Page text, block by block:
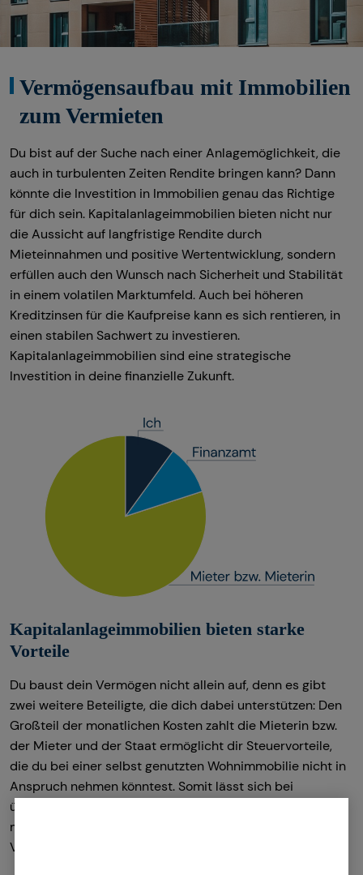
Vermögensaufbau mit Immobilien
zum Vermieten
Du bist auf der Suche nach einer Anlagemöglichkeit, die
auch in turbulenten Zeiten Rendite bringen kann? Dann
könnte die Investition in Immobilien genau das Richtige
für dich sein. Kapitalanlageimmobilien bieten nicht nur
die Aussicht auf langfristige Rendite durch
Mieteinnahmen und positive Wertentwicklung, sondern
erfüllen auch den Wunsch nach Sicherheit und Stabilität
in einem volatilen Marktumfeld. Auch bei höheren
Kreditzinsen für die Kaufpreise kann es sich rentieren, in
einen stabilen Sachwert zu investieren.
Kapitalanlageimmobilien sind eine strategische
Investition in deine finanzielle Zukunft.
Kapitalanlageimmobilien bieten starke
Vorteile
Du baust dein Vermögen nicht allein auf, denn es gibt
zwei weitere Beteiligte, die dich dabei unterstützen: Den
Großteil der monatlichen Kosten zahlt die Mieterin bzw.
der Mieter und der Staat ermöglicht dir Steuervorteile,
die du bei einer selbst genutzten Wohnimmobilie nicht in
Anspruch nehmen könntest. Somit lässt sich bei
überschaubarem Eigenkapitalansatz und einer
moderaten monatlichen Zuzahlung ein erhebliches
Vermögen aufbauen.